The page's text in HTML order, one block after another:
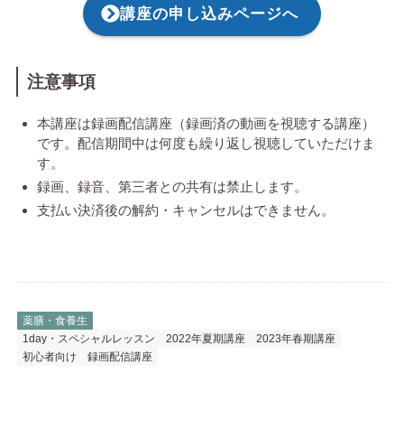
講座の申し込みページへ
注意事項
本講座は録画配信講座（録画済の動画を視聴する講座）
です。配信期間中は何度も繰り返し視聴していただけま
す。
録画、録音、第三者との共有は禁止します。
支払い決済後の解約・キャンセルはできません。
薬膳・食養生
1day・スペシャルレッスン
2022年夏期講座
2023年春期講座
初心者向け
録画配信講座